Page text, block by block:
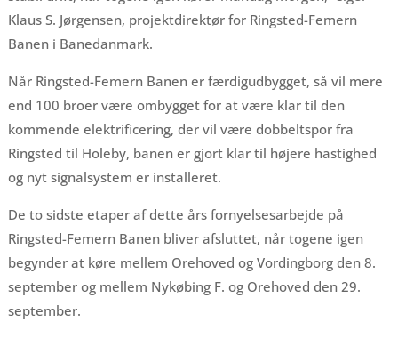
Klaus S. Jørgensen, projektdirektør for Ringsted-Femern
Banen i Banedanmark.
Når Ringsted-Femern Banen er færdigudbygget, så vil mere
end 100 broer være ombygget for at være klar til den
kommende elektrificering, der vil være dobbeltspor fra
Ringsted til Holeby, banen er gjort klar til højere hastighed
og nyt signalsystem er installeret.
De to sidste etaper af dette års fornyelsesarbejde på
Ringsted-Femern Banen bliver afsluttet, når togene igen
begynder at køre mellem Orehoved og Vordingborg den 8.
september og mellem Nykøbing F. og Orehoved den 29.
september.